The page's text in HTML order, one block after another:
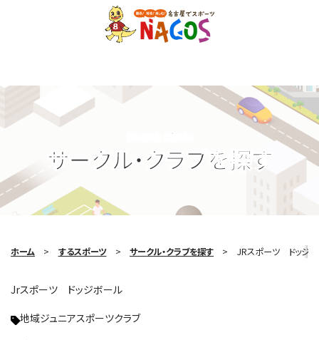
サークル・クラブを探す
Search Circle
ホーム するスポーツ サークル・クラブを探す JRスポーツ ドッジ
Jrスポーツ ドッジボール
地域ジュニアスポーツクラブ